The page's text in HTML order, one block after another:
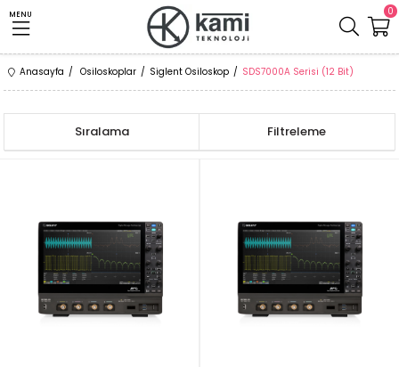
MENU 0
Anasayfa Osiloskoplar Siglent Osiloskop SDS7000A Serisi (12 Bit)
Filtreleme
Sıralama